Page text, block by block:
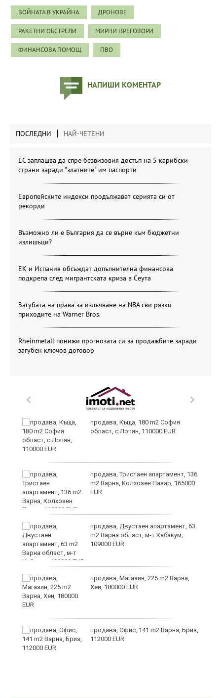
ВОЙНАТА В УКРАЙНА ДРОНОВЕ
РАКЕТНИ ОБСТРЕЛИ МИРНИ ПРЕГОВОРИ
ФИНАНСОВА ПОМОЩ ПВО
НАПИШИ КОМЕНТАР
ПОСЛЕДНИ НАЙ-ЧЕТЕНИ
ЕС заплашва да спре безвизовия достъп на 5 карибски
страни заради "златните" им паспорти
Европейските индекси продължават серията си от
рекорди
Възможно ли е България да се върне към бюджетни
излишъци?
ЕК и Испания обсъждат допълнителна финансова
подкрепа след мигрантската криза в Сеута
Загубата на права за излъчване на NBA сви рязко
приходите на Warner Bros.
Rheinmetall понижи прогнозата си за продажбите заради
загубен ключов договор
продава, Къща, 180 m2 София
област, с.Лопян, 110000 EUR
продава, Тристаен апартамент, 136
m2 Варна, Колхозен Пазар, 165000
EUR
продава, Двустаен апартамент, 63
m2 Варна област, м-т Кабакум,
109000 EUR
продава, Магазин, 225 m2 Варна,
Хеи, 180000 EUR
продава, Офис, 141 m2 Варна, Бриз,
112000 EUR